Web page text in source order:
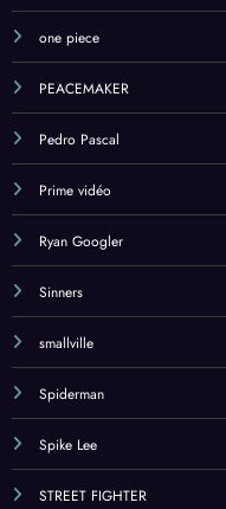
one piece
PEACEMAKER
Pedro Pascal
Prime vidéo
Ryan Googler
Sinners
smallville
Spiderman
Spike Lee
STREET FIGHTER